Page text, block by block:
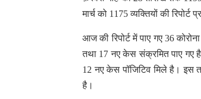
मार्च को 1175 व्यक्तियों की
आज की रिपोर्ट में पाए गए 36
तथा 17 नए केस संक्रमित पाए गए
12 नए केस पॉजिटिव मिले है। इस
है।